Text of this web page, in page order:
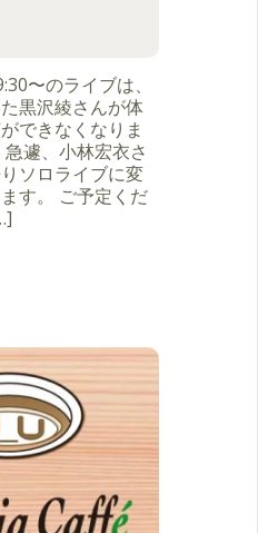
〜のライブは、
黒沢綾さんが体
できなくなりま
遽、小林宏衣さ
ソロライブに変
す。 ご予定くだ